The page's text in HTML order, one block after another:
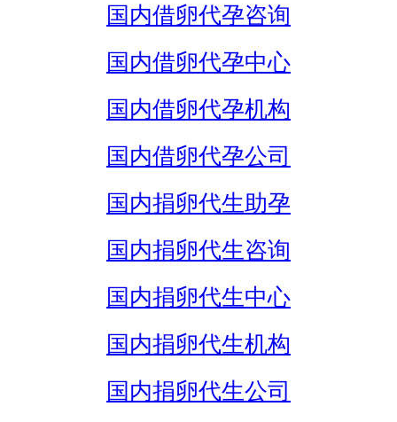
国内借卵代孕咨询
国内借卵代孕中心
国内借卵代孕机构
国内借卵代孕公司
国内捐卵代生助孕
国内捐卵代生咨询
国内捐卵代生中心
国内捐卵代生机构
国内捐卵代生公司